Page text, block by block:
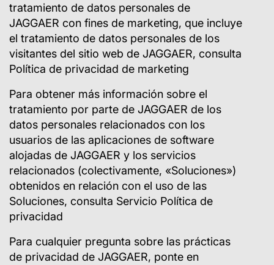
tratamiento de datos personales de
JAGGAER con fines de marketing, que incluye
el tratamiento de datos personales de los
visitantes del sitio web de JAGGAER, consulta
Política de privacidad de marketing
Para obtener más información sobre el
tratamiento por parte de JAGGAER de los
datos personales relacionados con los
usuarios de las aplicaciones de software
alojadas de JAGGAER y los servicios
relacionados (colectivamente, «Soluciones»)
obtenidos en relación con el uso de las
Soluciones, consulta Servicio Política de
privacidad
Para cualquier pregunta sobre las prácticas
de privacidad de JAGGAER, ponte en